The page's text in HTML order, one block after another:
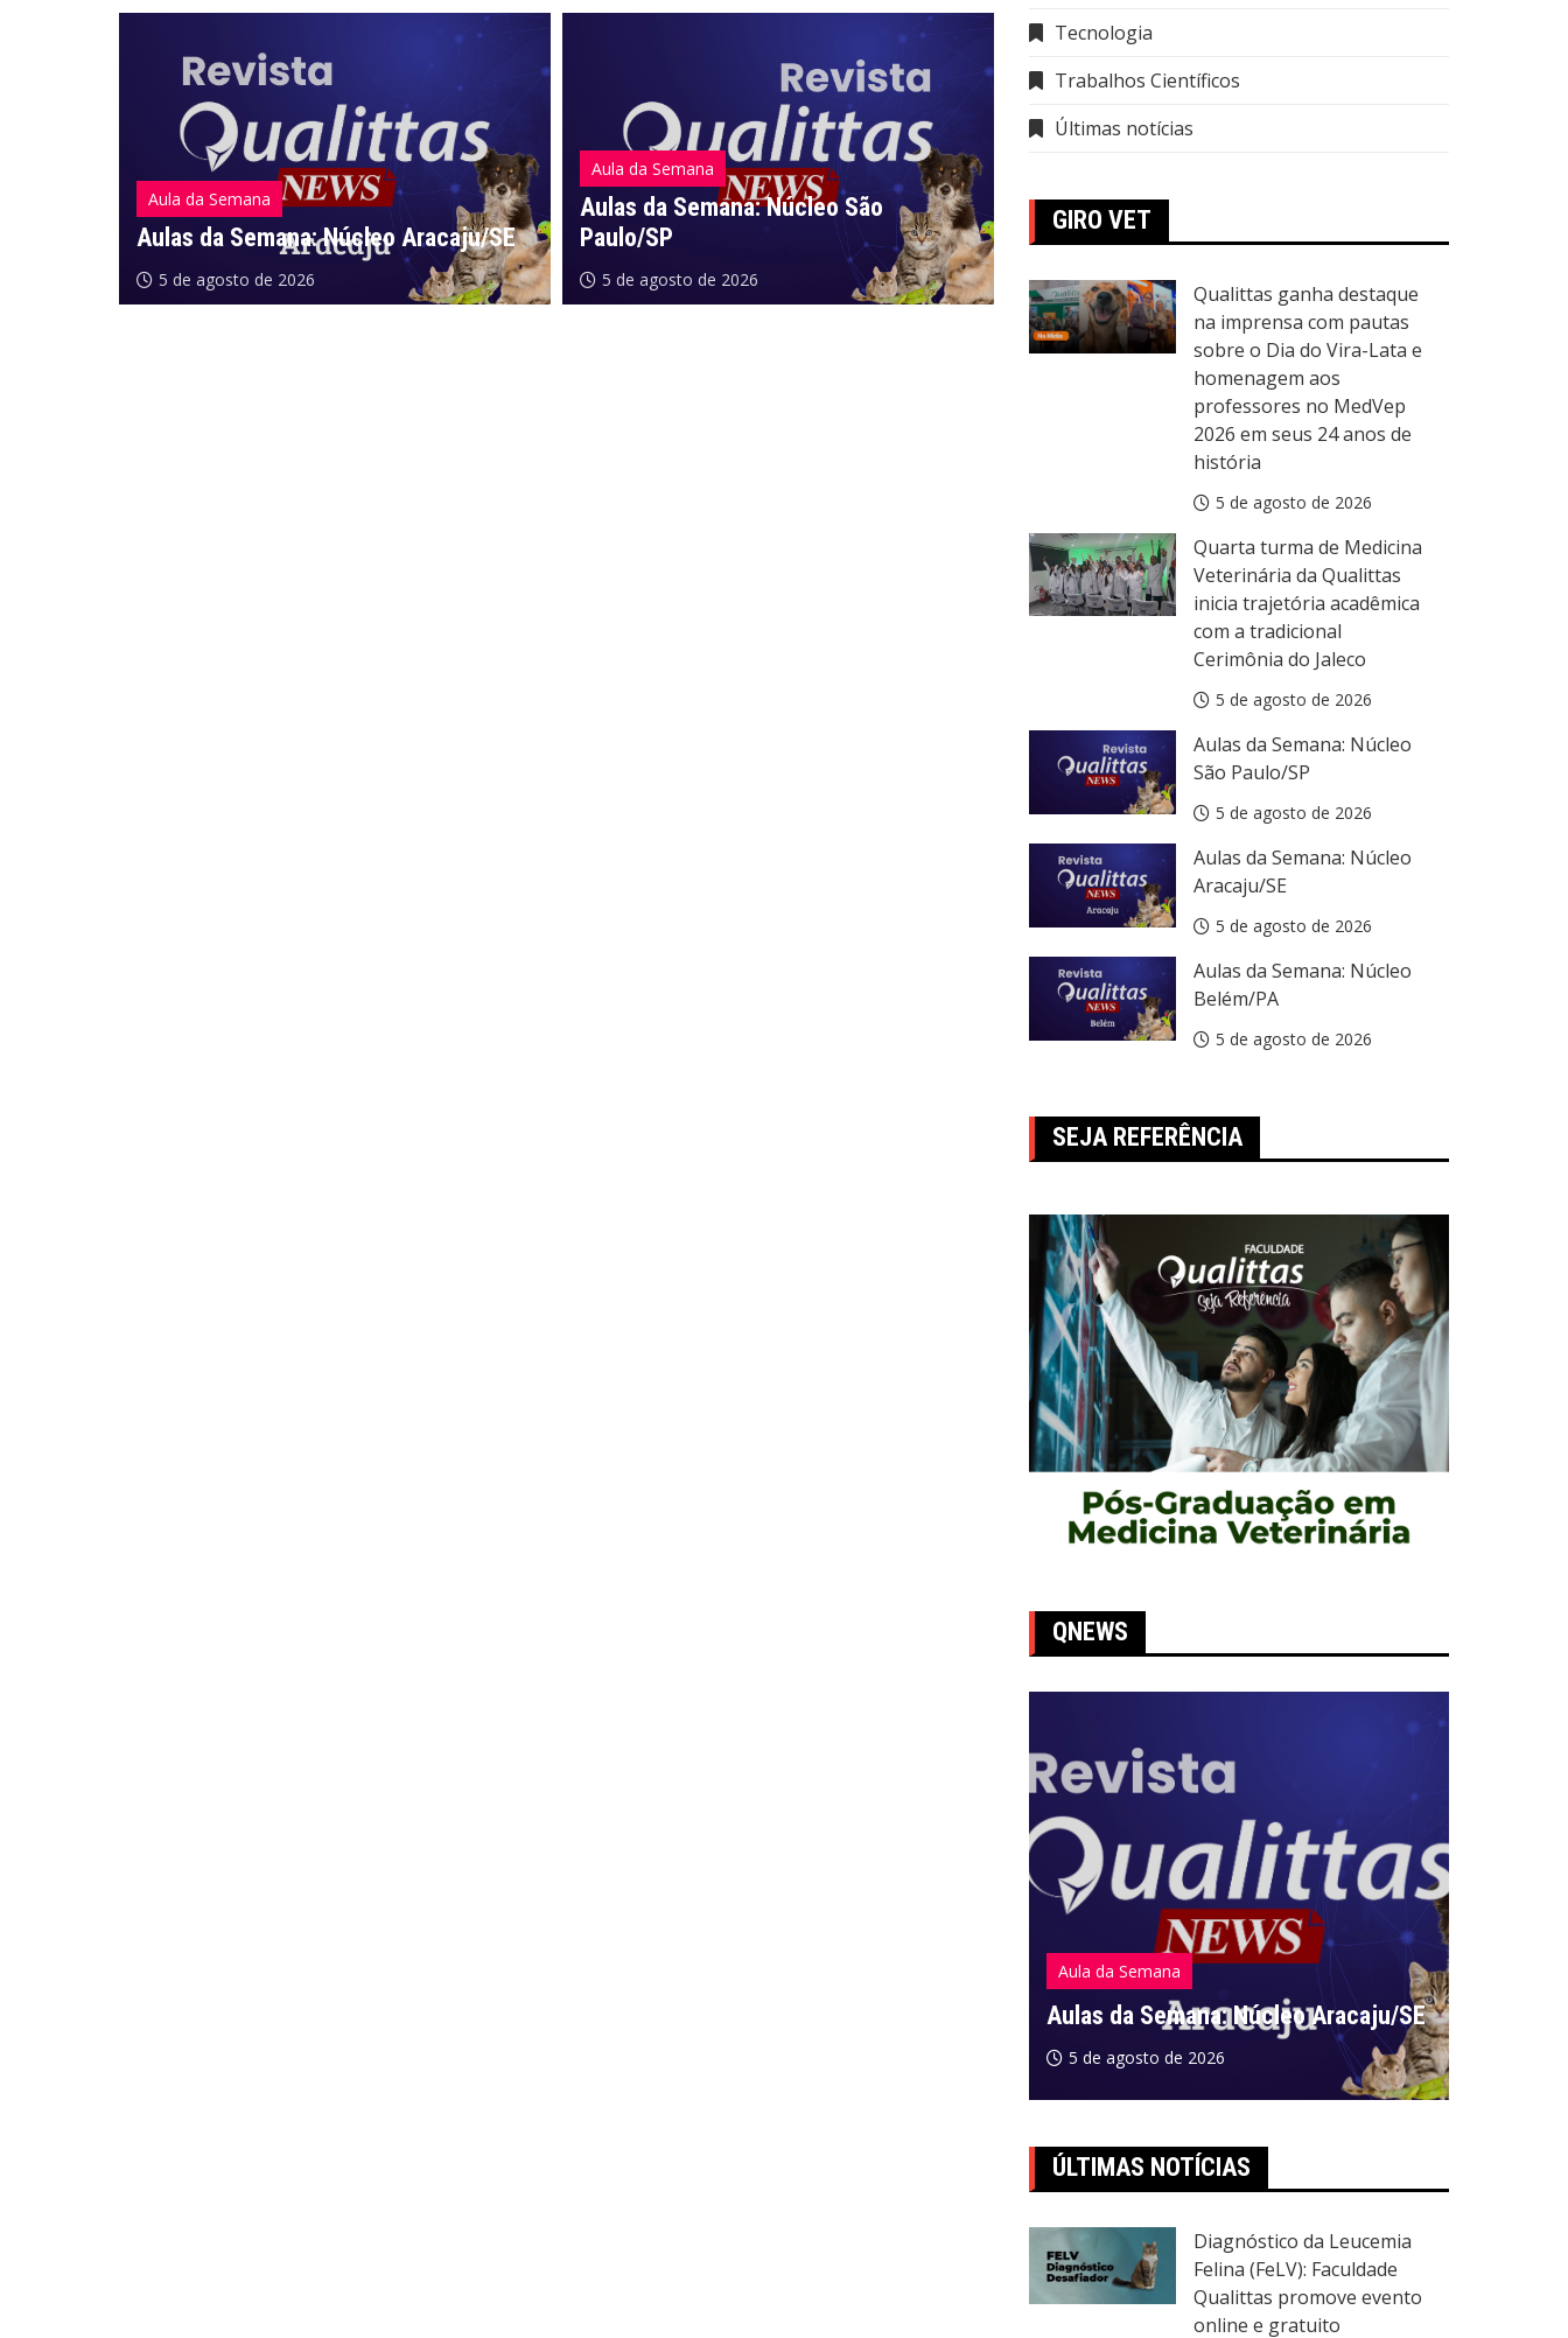
Aula da Semana
Aulas da Semana: Núcleo Aracaju/SE
5 de agosto de 2026
Aula da Semana
Aulas da Semana: Núcleo São
Paulo/SP
5 de agosto de 2026
Aula da Semana
Aulas da Semana: Núcleo Aracaju/SE
5 de agosto de 2026
Tecnologia
Trabalhos Científicos
Últimas notícias
GIRO VET
Qualittas ganha destaque
na imprensa com pautas
sobre o Dia do Vira-Lata e
homenagem aos
professores no MedVep
2026 em seus 24 anos de
história
5 de agosto de 2026
Quarta turma de Medicina
Veterinária da Qualittas
inicia trajetória acadêmica
com a tradicional
Cerimônia do Jaleco
5 de agosto de 2026
Aulas da Semana: Núcleo
São Paulo/SP
5 de agosto de 2026
Aulas da Semana: Núcleo
Aracaju/SE
5 de agosto de 2026
Aulas da Semana: Núcleo
Belém/PA
5 de agosto de 2026
SEJA REFERÊNCIA
QNEWS
Aula da Semana
Aulas da Semana: Núcleo Aracaju/SE
5 de agosto de 2026
ÚLTIMAS NOTÍCIAS
Diagnóstico da Leucemia
Felina (FeLV): Faculdade
Qualittas promove evento
online e gratuito